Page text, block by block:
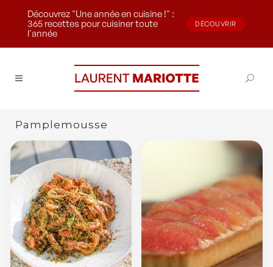
Découvrez "Une année en cuisine !" :
365 recettes pour cuisiner toute
l'année
DÉCOUVRIR
Pamplemousse